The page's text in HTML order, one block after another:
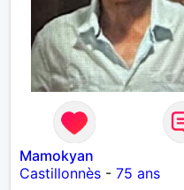
Mamokyan
Castillonnès- 75 ans